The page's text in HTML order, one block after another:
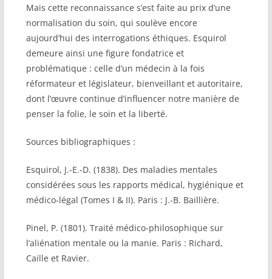
Mais cette reconnaissance s’est faite au prix d’une
normalisation du soin, qui soulève encore
aujourd’hui des interrogations éthiques. Esquirol
demeure ainsi une figure fondatrice et
problématique : celle d’un médecin à la fois
réformateur et législateur, bienveillant et autoritaire,
dont l’œuvre continue d’influencer notre manière de
penser la folie, le soin et la liberté.
Sources bibliographiques :
Esquirol, J.-E.-D. (1838). Des maladies mentales
considérées sous les rapports médical, hygiénique et
médico-légal (Tomes I & II). Paris : J.-B. Baillière.
Pinel, P. (1801). Traité médico-philosophique sur
l’aliénation mentale ou la manie. Paris : Richard,
Caille et Ravier.